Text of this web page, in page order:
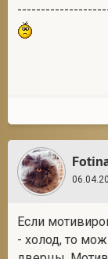
Если
- холод, то